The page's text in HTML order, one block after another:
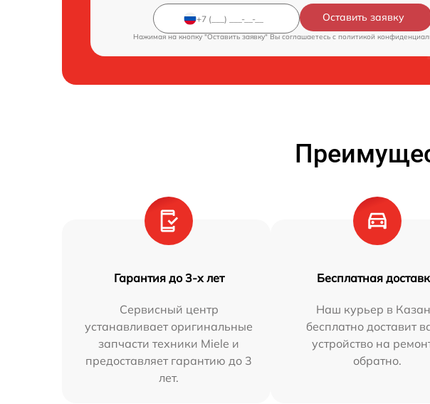
Оставить заявку
Нажимая на кнопку "Оставить заявку" Вы соглашаетесь c политикой
Гарантия до 3-х лет
Сервисный центр
устанавливает оригинальные
запчасти техники Miele и
предоставляет гарантию до 3
лет.
Бесплатная
Наш курьер в
бесплатно доставит
устройство на
обратно.